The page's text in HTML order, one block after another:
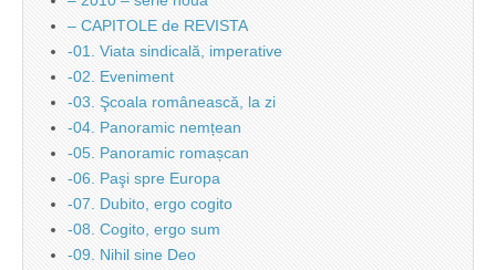
– CAPITOLE de REVISTA
-01. Viata sindicală, imperative
-02. Eveniment
-03. Şcoala românească, la zi
-04. Panoramic nemțean
-05. Panoramic romașcan
-06. Paşi spre Europa
-07. Dubito, ergo cogito
-08. Cogito, ergo sum
-09. Nihil sine Deo